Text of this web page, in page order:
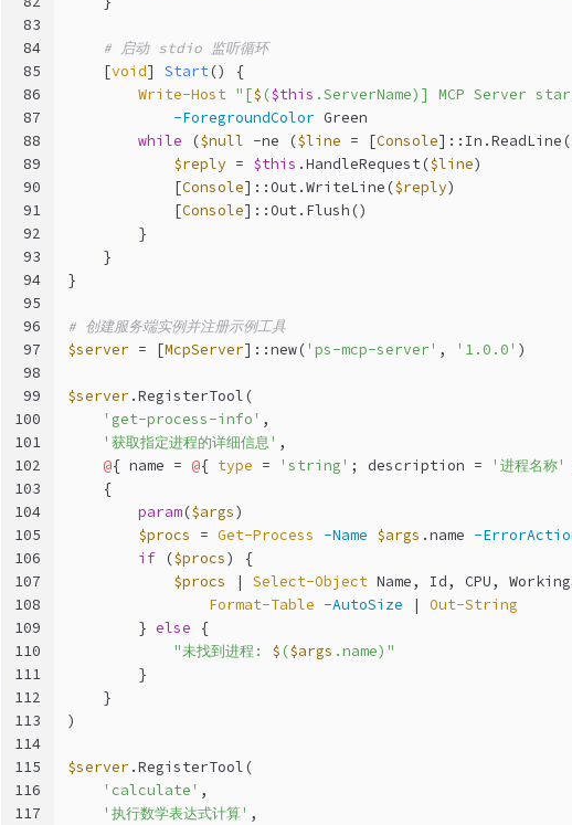
83
84
85
86
87
88
89
90
91
92
93
94
95
96
97
98
99
100
101
102
103
104
105
106
107
108
109
110
111
112
113
114
115
116
117
# 启动 stdio 监听循环
[void] Start() {
Write-Host "[$ ($this .ServerName)] MCP Server
-ForegroundColor Green
while ($null -ne ($line = [Console
$reply = $this .HandleRequest($line)
            [
Console]::Out.WriteLine($reply)
            [
Console]::Out.Flush()
        }
    }
}
# 创建服务端实例并注册示例工具
$server = [McpServer]::new('ps-mcp-server' , '1.0.0' )
$server .RegisterTool(
'get-process-info' ,
'获取指定进程的详细信息' ,
@{ name = @{ type = 'string' ; description = '进程名称'
    {
param($args)
$procs = Get-Process -Name $args .name -
if ($procs) {
$procs | Select-Object Name, Id, CPU,
Format-Table -AutoSize | Out-String
        }
else {
"未找到进程: $ ($args .name)"
        }
    }
)
$server .RegisterTool(
'calculate' ,
'执行数学表达式计算' ,